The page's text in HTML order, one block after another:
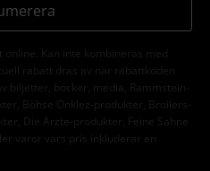
Kan inte kombineras med
rabatt dras av när rabattkoden
biljetter, böcker, media, Rammstein-
Böhse Onklez-produkter, Broilers-
Die Ärzte-produkter, Feine Sahne
varor vars pris inkluderar en